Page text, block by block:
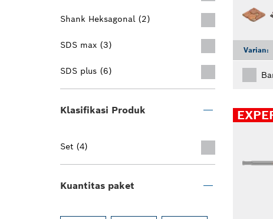
Shank Heksagonal (2)
SDS max (3)
SDS plus (6)
Klasifikasi Produk
Set (4)
Kuantitas paket
Varian: